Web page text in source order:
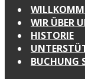
WIR ÜBER
HISTORIE
BUCHUNG